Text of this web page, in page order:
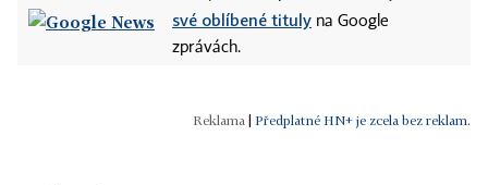
své oblíbené tituly na Google
zprávách.
Předplatné HN+ je zcela bez reklam.